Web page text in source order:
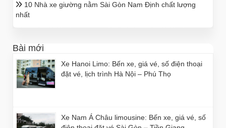
10 Nhà xe giường nằm Sài Gòn Nam Định chất lượng
nhất
Bài mới
Xe Hanoi Limo: Bến xe, giá vé, số điện thoại
đặt vé, lịch trình Hà Nội – Phú Thọ
Xe Nam Á Châu limousine: Bến xe, giá vé, số